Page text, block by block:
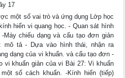
17
một số vai trò và ứng dụng Lớp học
hiển vi quang học. - Quan sát hình
chiếu dạng và cấu tạo đơn giản
mô tả - Dựa vào hình thái, nhận ra
dạng của vi khuẩn. và cấu tạo đơn -
vi khuẩn giản của vi Bài 27: Vi khuẩn
số cách khuẩn. -Kính hiển (tiếp)